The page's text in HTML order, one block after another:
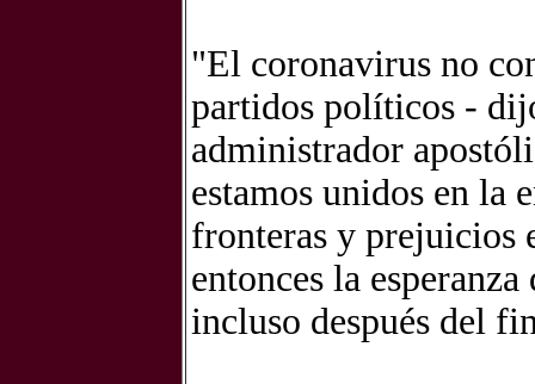
"El coronavirus no
partidos políticos -
administrador
estamos unidos en la
fronteras y prejuicios
entonces la
incluso después del